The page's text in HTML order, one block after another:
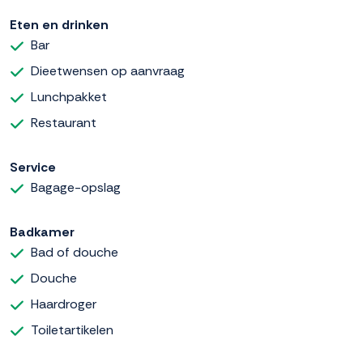
Eten en drinken
Bar
Dieetwensen op aanvraag
Lunchpakket
Restaurant
Service
Bagage-opslag
Badkamer
Bad of douche
Douche
Haardroger
Toiletartikelen